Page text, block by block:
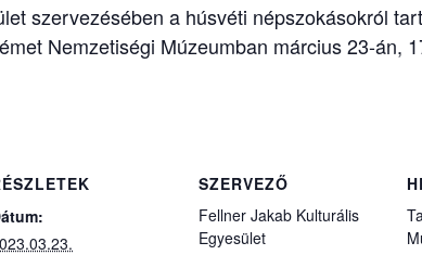
szervezésében a húsvéti népszokásokról
Nemzetiségi Múzeumban március 23-án,
SZERVEZŐ
Fellner Jakab Kulturális
Egyesület